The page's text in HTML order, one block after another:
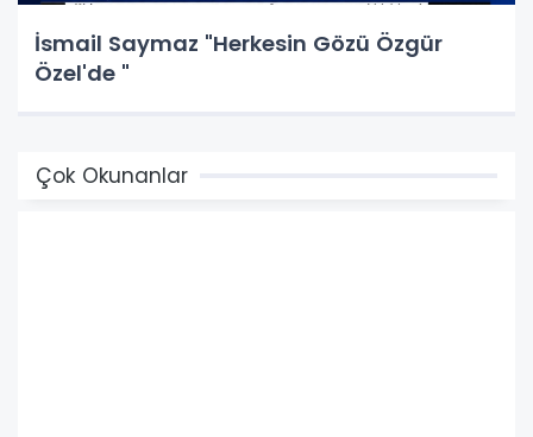
İsmail Saymaz "Herkesin Gözü Özgür
Özel'de "
Çok Okunanlar